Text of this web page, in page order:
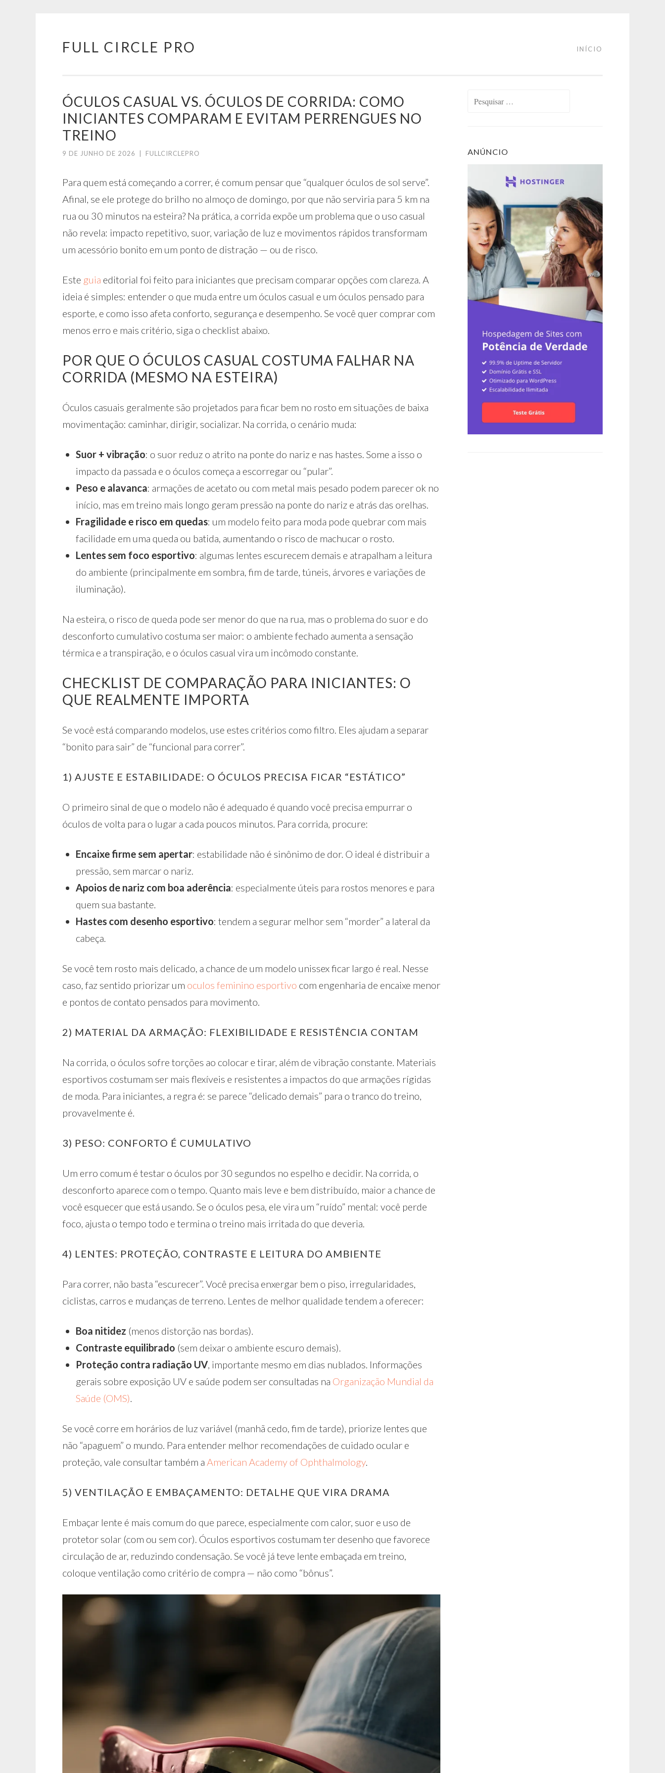
Pular
FULL CIRCLE PRO INÍCIO
ÓCULOS CASUAL VS. ÓCULOS DE CORRIDA: COMO
INICIANTES COMPARAM E EVITAM PERRENGUES NO
TREINO
9 DE JUNHO DE 2026 FULLCIRCLEPRO
Para quem está começando a correr, é comum pensar que “qualquer óculos de sol serve”.
Afinal, se ele protege do brilho no almoço de domingo, por que não serviria para 5 km na
rua ou 30 minutos na esteira? Na prática, a corrida expõe um problema que o uso casual
não revela: impacto repetitivo, suor, variação de luz e movimentos rápidos transformam
um acessório bonito em um ponto de distração — ou de risco.
Este guia editorial foi feito para iniciantes que precisam comparar opções com clareza. A
ideia é simples: entender o que muda entre um óculos casual e um óculos pensado para
esporte, e como isso afeta conforto, segurança e desempenho. Se você quer comprar com
menos erro e mais critério, siga o checklist abaixo.
POR QUE O ÓCULOS CASUAL COSTUMA FALHAR NA
CORRIDA (MESMO NA ESTEIRA)
Óculos casuais geralmente são projetados para ficar bem no rosto em situações de baixa
movimentação: caminhar, dirigir, socializar. Na corrida, o cenário muda:
Suor + vibração: o suor reduz o atrito na ponte do nariz e nas hastes. Some a isso o
impacto da passada e o óculos começa a escorregar ou “pular”.
Peso e alavanca: armações de acetato ou com metal mais pesado podem parecer ok no
início, mas em treino mais longo geram pressão na ponte do nariz e atrás das orelhas.
Fragilidade e risco em quedas: um modelo feito para moda pode quebrar com mais
facilidade em uma queda ou batida, aumentando o risco de machucar o rosto.
Lentes sem foco esportivo: algumas lentes escurecem demais e atrapalham a leitura
do ambiente (principalmente em sombra, fim de tarde, túneis, árvores e variações de
iluminação).
Na esteira, o risco de queda pode ser menor do que na rua, mas o problema do suor e do
desconforto cumulativo costuma ser maior: o ambiente fechado aumenta a sensação
térmica e a transpiração, e o óculos casual vira um incômodo constante.
CHECKLIST DE COMPARAÇÃO PARA INICIANTES: O
QUE REALMENTE IMPORTA
Se você está comparando modelos, use estes critérios como filtro. Eles ajudam a separar
“bonito para sair” de “funcional para correr”.
1) AJUSTE E ESTABILIDADE: O ÓCULOS PRECISA FICAR “ESTÁTICO”
O primeiro sinal de que o modelo não é adequado é quando você precisa empurrar o
óculos de volta para o lugar a cada poucos minutos. Para corrida, procure:
Encaixe firme sem apertar: estabilidade não é sinônimo de dor. O ideal é distribuir a
pressão, sem marcar o nariz.
Apoios de nariz com boa aderência: especialmente úteis para rostos menores e para
quem sua bastante.
Hastes com desenho esportivo: tendem a segurar melhor sem “morder” a lateral da
cabeça.
Se você tem rosto mais delicado, a chance de um modelo unissex ficar largo é real. Nesse
caso, faz sentido priorizar um oculos feminino esportivo com engenharia de encaixe menor
e pontos de contato pensados para movimento.
2) MATERIAL DA ARMAÇÃO: FLEXIBILIDADE E RESISTÊNCIA CONTAM
Na corrida, o óculos sofre torções ao colocar e tirar, além de vibração constante. Materiais
esportivos costumam ser mais flexíveis e resistentes a impactos do que armações rígidas
de moda. Para iniciantes, a regra é: se parece “delicado demais” para o tranco do treino,
provavelmente é.
3) PESO: CONFORTO É CUMULATIVO
Um erro comum é testar o óculos por 30 segundos no espelho e decidir. Na corrida, o
desconforto aparece com o tempo. Quanto mais leve e bem distribuído, maior a chance de
você esquecer que está usando. Se o óculos pesa, ele vira um “ruído” mental: você perde
foco, ajusta o tempo todo e termina o treino mais irritada do que deveria.
4) LENTES: PROTEÇÃO, CONTRASTE E LEITURA DO AMBIENTE
Para correr, não basta “escurecer”. Você precisa enxergar bem o piso, irregularidades,
ciclistas, carros e mudanças de terreno. Lentes de melhor qualidade tendem a oferecer:
Boa nitidez (menos distorção nas bordas).
Contraste equilibrado (sem deixar o ambiente escuro demais).
Proteção contra radiação UV, importante mesmo em dias nublados. Informações
gerais sobre exposição UV e saúde podem ser consultadas na Organização Mundial da
Saúde (OMS).
Se você corre em horários de luz variável (manhã cedo, fim de tarde), priorize lentes que
não “apaguem” o mundo. Para entender melhor recomendações de cuidado ocular e
proteção, vale consultar também a American Academy of Ophthalmology.
5) VENTILAÇÃO E EMBAÇAMENTO: DETALHE QUE VIRA DRAMA
Embaçar lente é mais comum do que parece, especialmente com calor, suor e uso de
protetor solar (com ou sem cor). Óculos esportivos costumam ter desenho que favorece
circulação de ar, reduzindo condensação. Se você já teve lente embaçada em treino,
coloque ventilação como critério de compra — não como “bônus”.
ANÚNCIO